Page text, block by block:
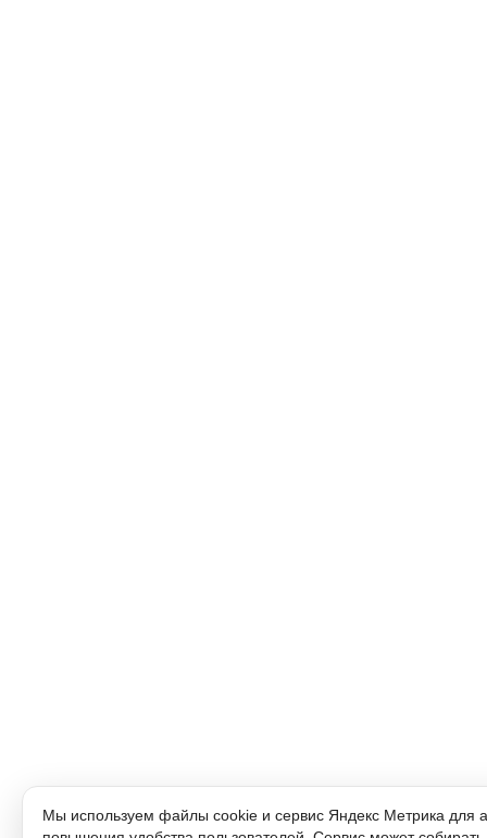
Мы используем файлы cookie и сервис Яндекс Метрика для